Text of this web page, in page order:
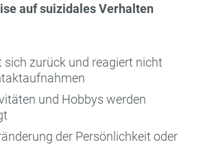
auf suizidales Verhalten
sich zurück und reagiert nicht
und Hobbys werden
der Persönlichkeit oder